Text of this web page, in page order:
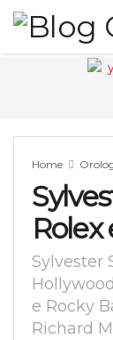
Home
Sylvester
e Rocky
Richard